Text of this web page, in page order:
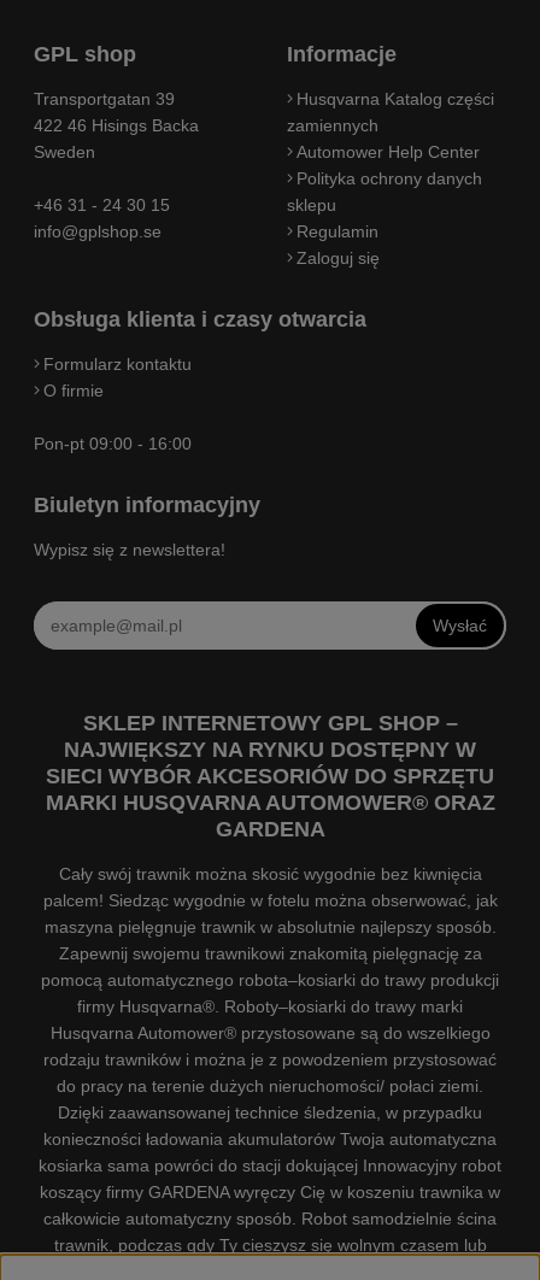
GPL shop
Transportgatan 39
422 46 Hisings Backa
Sweden
+46 31 - 24 30 15
info@gplshop.se
Informacje
Husqvarna Katalog części
zamiennych
Automower Help Center
Polityka ochrony danych
sklepu
Regulamin
Zaloguj się
Obsługa klienta i czasy otwarcia
Formularz kontaktu
O firmie
Pon-pt 09:00 - 16:00
Biuletyn informacyjny
Wypisz się z newslettera!
Wysłać
SKLEP INTERNETOWY GPL SHOP –
NAJWIĘKSZY NA RYNKU DOSTĘPNY W
SIECI WYBÓR AKCESORIÓW DO SPRZĘTU
MARKI HUSQVARNA AUTOMOWER® ORAZ
GARDENA
Cały swój trawnik można skosić wygodnie bez kiwnięcia
palcem! Siedząc wygodnie w fotelu można obserwować, jak
maszyna pielęgnuje trawnik w absolutnie najlepszy sposób.
Zapewnij swojemu trawnikowi znakomitą pielęgnację za
pomocą automatycznego robota–kosiarki do trawy produkcji
firmy Husqvarna®. Roboty–kosiarki do trawy marki
Husqvarna Automower® przystosowane są do wszelkiego
rodzaju trawników i można je z powodzeniem przystosować
do pracy na terenie dużych nieruchomości/ połaci ziemi.
Dzięki zaawansowanej technice śledzenia, w przypadku
konieczności ładowania akumulatorów Twoja automatyczna
kosiarka sama powróci do stacji dokującej Innowacyjny robot
koszący firmy GARDENA wyręczy Cię w koszeniu trawnika w
całkowicie automatyczny sposób. Robot samodzielnie ścina
trawnik, podczas gdy Ty cieszysz się wolnym czasem lub